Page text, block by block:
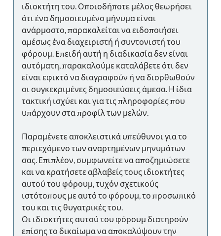
ιδιοκτήτη του. Οποιοδήποτε μέλος θεωρήσει
ότι ένα δημοσιευμένο μήνυμα είναι
ανάρμοστο, παρακαλείται να ειδοποιήσει
αμέσως ένα διαχειριστή ή συντονιστή του
φόρουμ. Επειδή αυτή η διαδικασία δεν είναι
αυτόματη, παρακαλούμε καταλάβετε ότι δεν
είναι εφικτό να διαγραφούν ή να διορθωθούν
οι συγκεκριμένες δημοσιεύσεις άμεσα. Η ίδια
τακτική ισχύει και για τις πληροφορίες που
υπάρχουν στα προφίλ των μελών.
Παραμένετε αποκλειστικά υπεύθυνοι για το
περιεχόμενο των αναρτημένων μηνυμάτων
σας. Επιπλέον, συμφωνείτε να αποζημιώσετε
και να κρατήσετε αβλαβείς τους ιδιοκτήτες
αυτού του φόρουμ, τυχόν σχετικούς
ιστότοπους με αυτό το φόρουμ, το προσωπικό
του και τις θυγατρικές του.
Οι ιδιοκτήτες αυτού του φόρουμ διατηρούν
επίσης το δικαίωμα να αποκαλύψουν την